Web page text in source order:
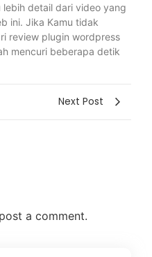
lebih detail dari video yang
ini. Jika Kamu tidak
review plugin wordpress
mencuri beberapa detik
Next Post
a comment.